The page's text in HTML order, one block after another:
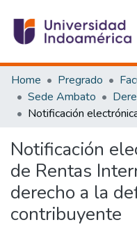
Communities & Collections
All of DSpace
Statistics
Estadísticas Externas
Home Pregrado
Sede Ambato
Notificación
de Rentas
derecho a la
contribuyente